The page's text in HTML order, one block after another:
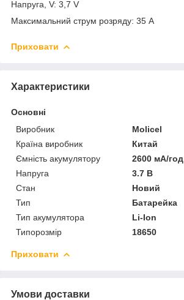
Напруга, V: 3,7 V
Максимальний струм розряду: 35 A
Приховати
Характеристики
Основні
Виробник
Molicel
Країна виробник
Китай
Ємність акумулятору
2600 мА/год
Напруга
3.7 В
Стан
Новий
Тип
Батарейка
Тип акумулятора
Li-Ion
Типорозмір
18650
Приховати
Умови доставки